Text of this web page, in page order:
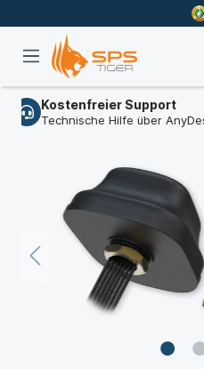
Kostenfreier Support
Technische Hilfe über